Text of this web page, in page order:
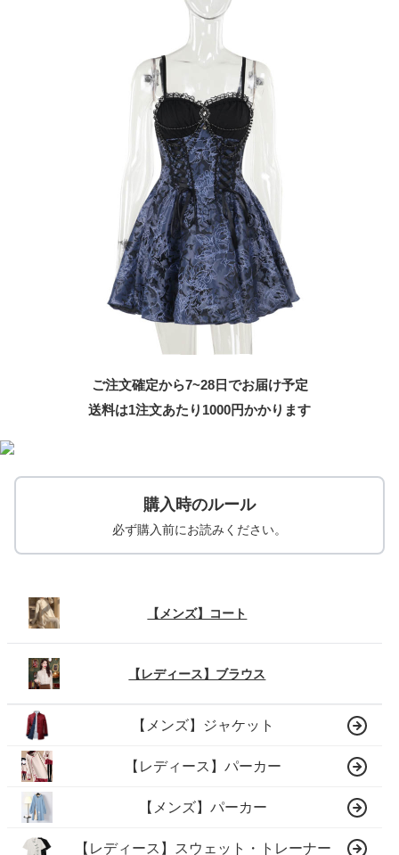
ご注文確定から7~28日でお届け予定
送料は1注文あたり 1000円かかります
購入時のルール
必ず購入前にお読みください。
【メンズ】コート
【レディース】ブラウス
【メンズ】ジャケット
【レディース】パーカー
【メンズ】パーカー
【レディース】スウェット・トレーナー